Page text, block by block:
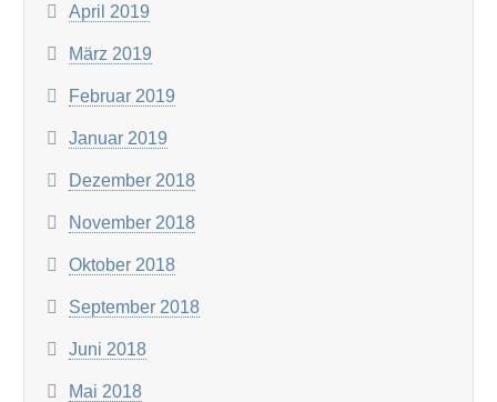
April 2019
März 2019
Februar 2019
Januar 2019
Dezember 2018
November 2018
Oktober 2018
September 2018
Juni 2018
Mai 2018